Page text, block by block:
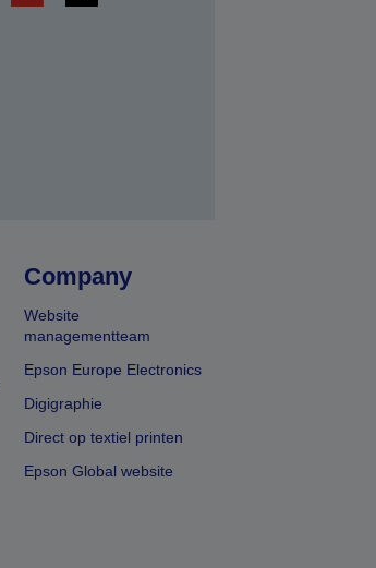
Company
Website
managementteam
Epson Europe Electronics
Digigraphie
Direct op textiel printen
Epson Global website